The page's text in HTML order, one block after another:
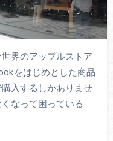
界のアップルストア
をはじめとした商品
入するしかありませ
なって困っている